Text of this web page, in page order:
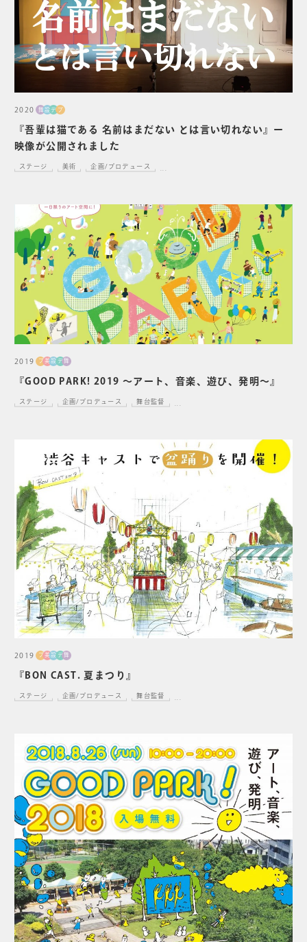
『吾輩は猫である 名前はまだない とは言い切れない』ー
映像が公開されました
2020 舞 設 デ プ
ステージ 美術 企画/プロデュース
『GOOD PARK! 2019 ～アート、音楽、遊び、発明～』
2019 プ美設 デ 舞
ステージ 企画/プロデュース 舞台監督
『BON CAST. 夏まつり』
2019 プ美設 デ 舞
ステージ 企画/プロデュース 舞台監督